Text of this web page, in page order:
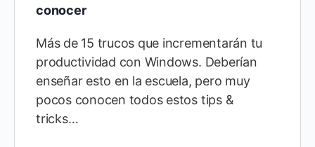
conocer
Más de 15 trucos que incrementarán tu
productividad con Windows. Deberían
enseñar esto en la escuela, pero muy
pocos conocen todos estos tips &
tricks…